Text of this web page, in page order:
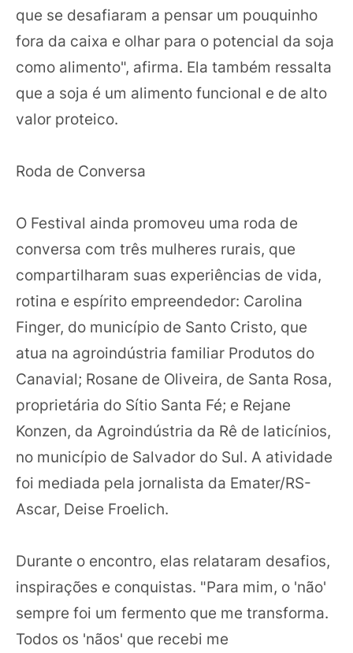
que se desafiaram a pensar um pouquinho
fora da caixa e olhar para o potencial da soja
como alimento", afirma. Ela também ressalta
que a soja é um alimento funcional e de alto
valor proteico.
Roda de Conversa
O Festival ainda promoveu uma roda de
conversa com três mulheres rurais, que
compartilharam suas experiências de vida,
rotina e espírito empreendedor: Carolina
Finger, do município de Santo Cristo, que
atua na agroindústria familiar Produtos do
Canavial; Rosane de Oliveira, de Santa Rosa,
proprietária do Sítio Santa Fé; e Rejane
Konzen, da Agroindústria da Rê de laticínios,
no município de Salvador do Sul. A atividade
foi mediada pela jornalista da Emater/RS-
Ascar, Deise Froelich.
Durante o encontro, elas relataram desafios,
inspirações e conquistas. "Para mim, o 'não'
sempre foi um fermento que me transforma.
Todos os 'nãos' que recebi me